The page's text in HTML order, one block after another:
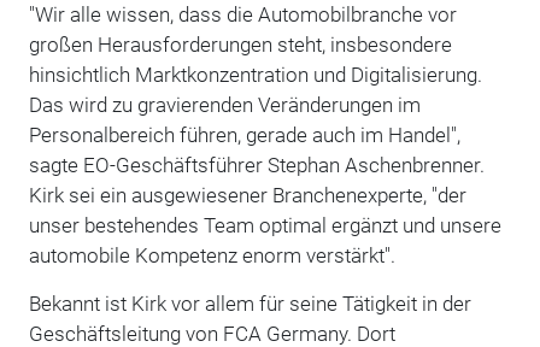
"Wir alle wissen, dass die Automobilbranche vor
großen Herausforderungen steht, insbesondere
hinsichtlich Marktkonzentration und Digitalisierung.
Das wird zu gravierenden Veränderungen im
Personalbereich führen, gerade auch im Handel",
sagte EO-Geschäftsführer Stephan Aschenbrenner.
Kirk sei ein ausgewiesener Branchenexperte, "der
unser bestehendes Team optimal ergänzt und unsere
automobile Kompetenz enorm verstärkt".
Bekannt ist Kirk vor allem für seine Tätigkeit in der
Geschäftsleitung von FCA Germany. Dort